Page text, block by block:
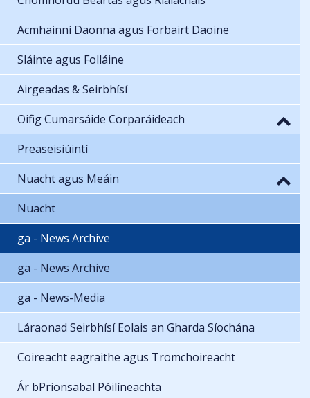
Acmhainní Daonna agus Forbairt Daoine
Sláinte agus Folláine
Airgeadas & Seirbhísí
Oifig Cumarsáide Corparáideach
Preaseisiúintí
Nuacht agus Meáin
Nuacht
ga - News Archive
ga - News Archive
ga - News-Media
Láraonad Seirbhísí Eolais an Gharda Síochána
Coireacht eagraithe agus Tromchoireacht
Ár bPrionsabal Póilíneachta